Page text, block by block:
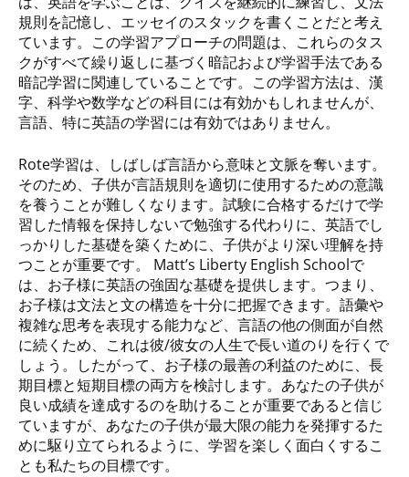
規則を記憶し、エッセイのスタックを書くことだと考え
ています。この学習アプローチの問題は、これらのタス
クがすべて繰り返しに基づく暗記および学習手法である
暗記学習に関連していることです。この学習方法は、漢
字、科学や数学などの科目には有効かもしれませんが、
言語、特に英語の学習には有効ではありません。
Rote学習は、しばしば言語から意味と文脈を奪います。
そのため、子供が言語規則を適切に使用するための意識
を養うことが難しくなります。試験に合格するだけで学
習した情報を保持しないで勉強する代わりに、英語でし
っかりした基礎を築くために、子供がより深い理解を持
つことが重要です。 Matt’s Liberty English Schoolで
は、お子様に英語の強固な基礎を提供します。つまり、
お子様は文法と文の構造を十分に把握できます。語彙や
複雑な思考を表現する能力など、言語の他の側面が自然
に続くため、これは彼/彼女の人生で長い道のりを行くで
しょう。したがって、お子様の最善の利益のために、長
期目標と短期目標の両方を検討します。あなたの子供が
良い成績を達成するのを助けることが重要であると信じ
ていますが、あなたの子供が最大限の能力を発揮するた
めに駆り立てられるように、学習を楽しく面白くするこ
とも私たちの目標です。